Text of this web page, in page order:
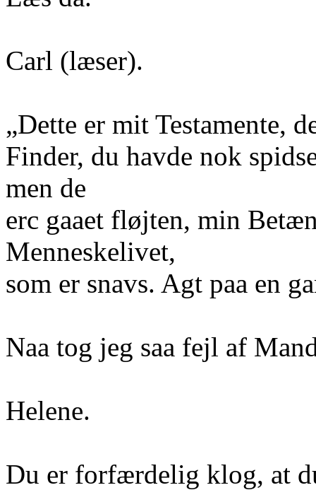
Carl (læser).
„Dette er mit Testamente,
Finder, du havde nok
men de
erc gaaet fløjten, min
Menneskelivet,
som er snavs. Agt paa en
Naa tog jeg saa fejl af
Helene.
Du er forfærdelig klog, at